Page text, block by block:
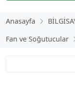
Anasayfa
Fan ve Soğutucular